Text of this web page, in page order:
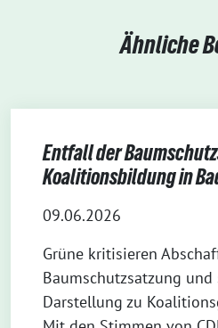
Ähnliche
Entfall der
Koalitionsbildung in
09.06.2026
Grüne kritisieren
Baumschutzsatzung und
Darstellung zu